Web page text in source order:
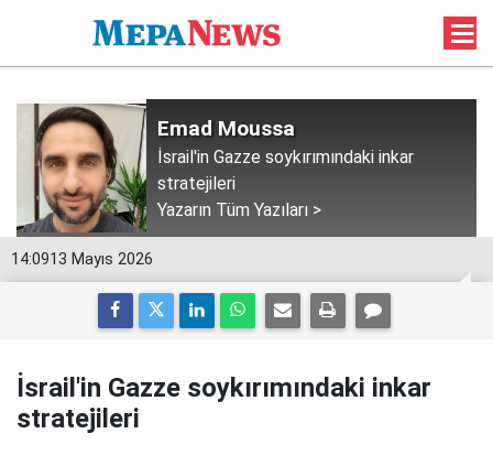
Emad Moussa
İsrail'in Gazze soykırımındaki inkar
stratejileri
Yazarın Tüm Yazıları >
14:0913 Mayıs 2026
İsrail'in Gazze soykırımındaki inkar
stratejileri